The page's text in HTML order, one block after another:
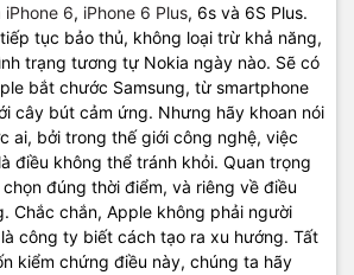
iPhone 6, iPhone 6 Plus, 6s và 6S Plus.
tục bảo thủ, không loại trừ khả năng,
trạng tương tự Nokia ngày nào. Sẽ có
bắt chước Samsung, từ smartphone
cây bút cảm ứng. Nhưng hãy khoan nói
ai, bởi trong thế giới công nghệ, việc
điều không thể tránh khỏi. Quan trọng
đúng thời điểm, và riêng về điều
Chắc chắn, Apple không phải người
công ty biết cách tạo ra xu hướng. Tất
kiểm chứng điều này, chúng ta hãy